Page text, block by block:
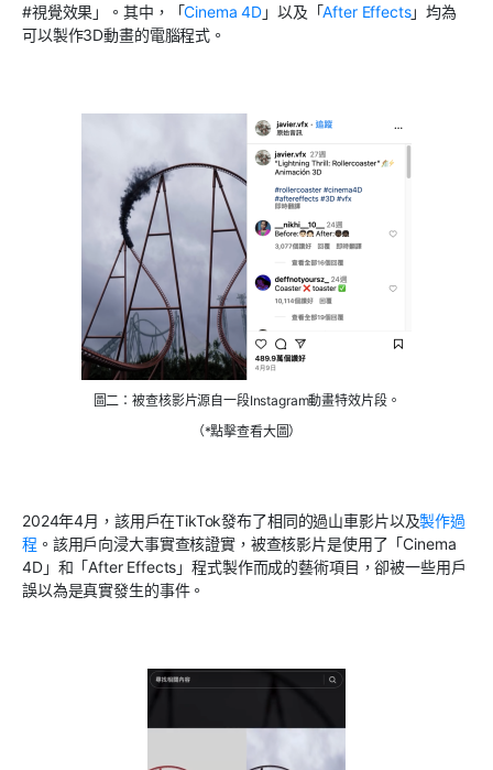
#視覺效果」。其中，「Cinema 4D」以及「After Effects」均為
可以製作3D動畫的電腦程式。
圖二：被查核影片源自一段Instagram動畫特效片段。
（*點擊查看大圖）
2024年4月，該用戶在TikTok發布了相同的過山車影片以及製作過
程 。該用戶向浸大事實查核證實，被查核影片是使用了「Cinema
4D」和「After Effects」程式製作而成的藝術項目，卻被一些用戶
誤以為是真實發生的事件。